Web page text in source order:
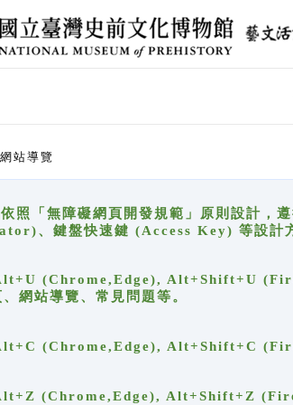
站導覽
照「無障礙網頁開發規範」原則設計，
、鍵盤快速鍵 (Access Key) 等設計
(Chrome,Edge), Alt+Shift+U
網站導覽、常見問題等。
(Chrome,Edge), Alt+Shift+C
(Chrome,Edge), Alt+Shift+Z